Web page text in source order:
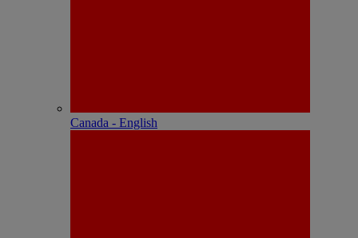
Canada - English